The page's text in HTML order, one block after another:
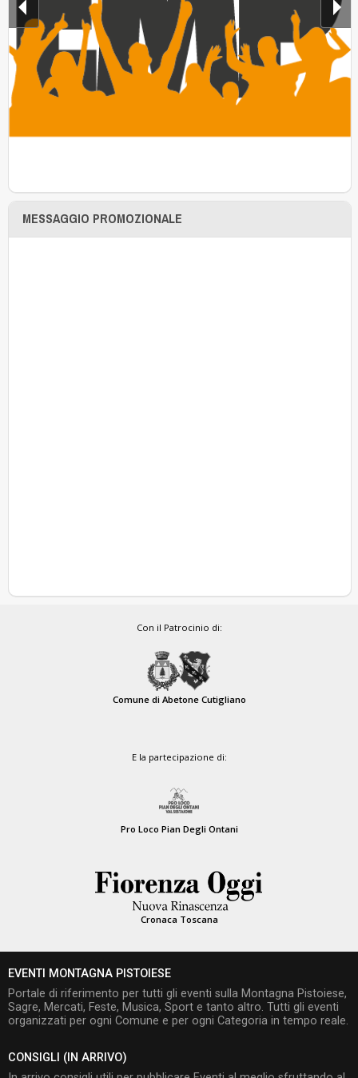
MESSAGGIO PROMOZIONALE
Con il Patrocinio di:
Comune di Abetone Cutigliano
E la partecipazione di:
Pro Loco Pian Degli Ontani
Cronaca Toscana
EVENTI MONTAGNA PISTOIESE
Portale di riferimento per tutti gli eventi sulla Montagna Pistoiese,
Sagre, Mercati, Feste, Musica, Sport e tanto altro. Tutti gli eventi
organizzati per ogni Comune e per ogni Categoria in tempo reale.
CONSIGLI (IN ARRIVO)